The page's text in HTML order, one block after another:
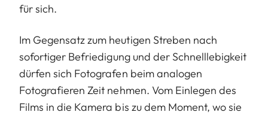
für sich.
Im Gegensatz zum heutigen Streben nach
sofortiger Befriedigung und der Schnelllebigkeit
dürfen sich Fotografen beim analogen
Fotografieren Zeit nehmen. Vom Einlegen des
Films in die Kamera bis zu dem Moment, wo sie